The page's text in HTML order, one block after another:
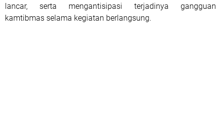
lancar, serta mengantisipasi terjadinya gangguan
kamtibmas selama kegiatan berlangsung.